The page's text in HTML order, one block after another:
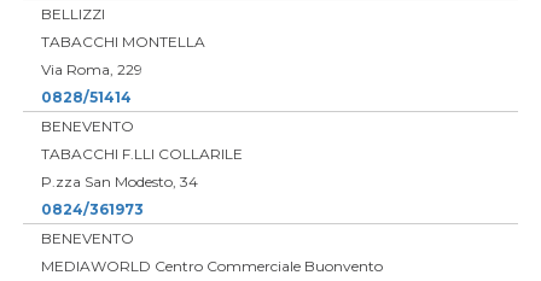
BELLIZZI
TABACCHI MONTELLA
Via Roma, 229
0828/51414
BENEVENTO
TABACCHI F.LLI COLLARILE
P.zza San Modesto, 34
0824/361973
BENEVENTO
MEDIAWORLD Centro Commerciale Buonvento